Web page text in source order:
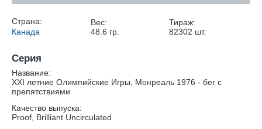
Страна:
Канада
Вес:
48.6 гр.
Тираж:
82302 шт.
Серия
Название:
XXI летние Олимпийские Игры, Монреаль 1976 - бег с
препятствиями
Качество выпуска:
Proof, Brilliant Uncirculated